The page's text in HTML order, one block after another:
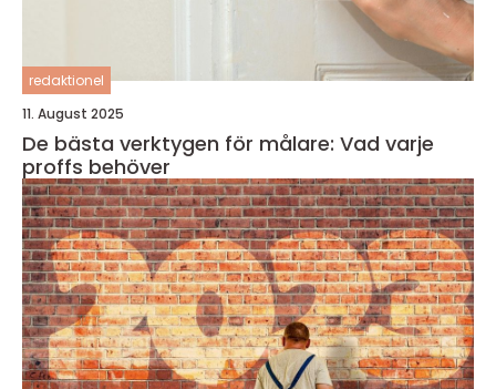
redaktionel
11. August 2025
De bästa verktygen för målare: Vad varje
proffs behöver